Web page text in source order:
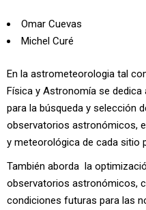
Omar Cuevas
Michel Curé
En la astrometeorologia tal
Física y Astronomía se
para la búsqueda y selección
observatorios astronómicos,
y meteorológica de cada sitio
También aborda la
observatorios astronómicos,
condiciones futuras para las